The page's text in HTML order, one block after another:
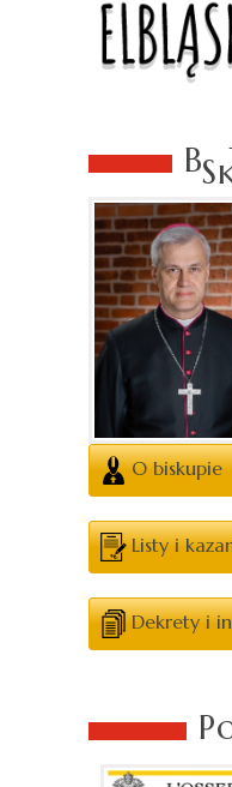
O biskupie
Listy i
Dekrety i